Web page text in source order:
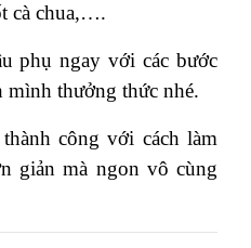
cà chua,….
phụ ngay với các bước
mình thưởng thức nhé.
công với cách làm
giản mà ngon vô cùng